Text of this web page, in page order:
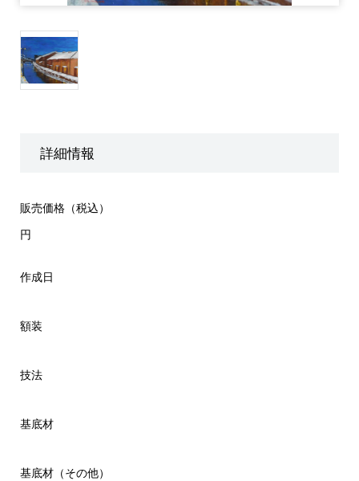
詳細情報
販売価格（税込）
円
作成日
額装
技法
基底材
基底材（その他）